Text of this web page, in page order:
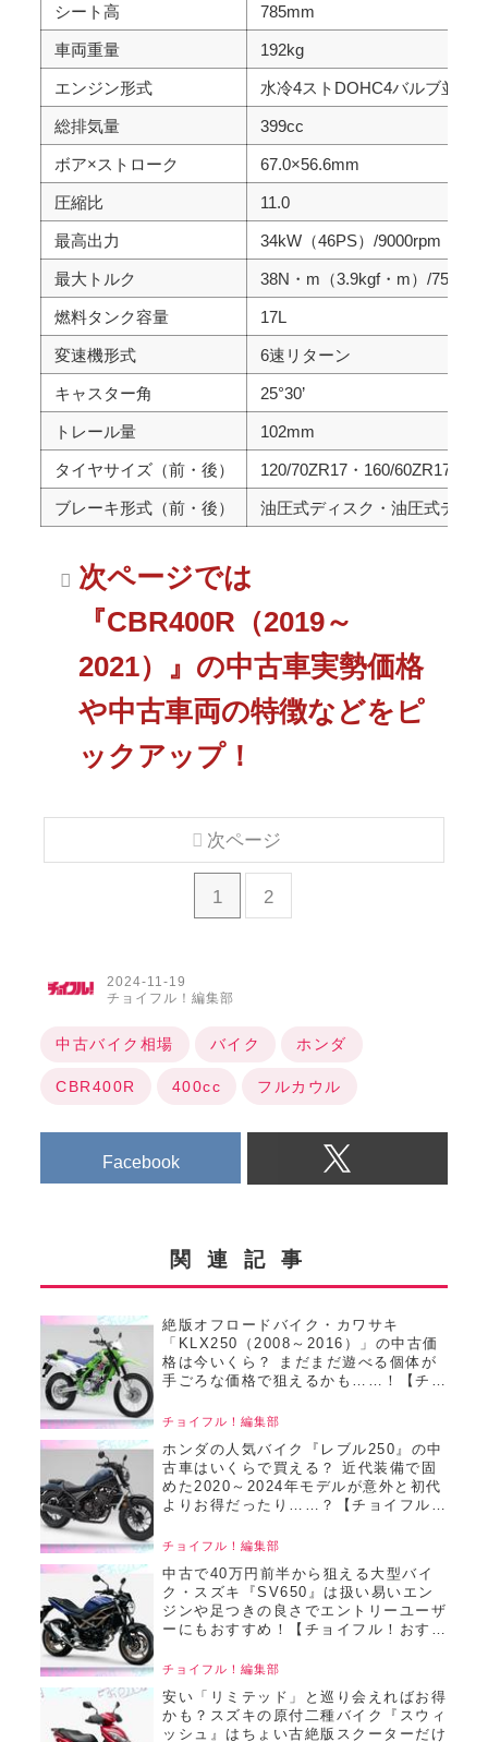
シート高 785mm
車両重量 192kg
エンジン形式 水冷4ストDOHC4バルブ並列2
総排気量 399cc
ボア×ストローク 67.0×56.6mm
圧縮比 11.0
最高出力 34kW（46PS）/9000rpm
最大トルク 38N・m（3.9kgf・m）/
燃料タンク容量 17L
変速機形式 6速リターン
キャスター角 25°30’
トレール量 102mm
タイヤサイズ（前・後） 120/70ZR17・160/60ZR17
ブレーキ形式（前・後） 油圧式ディスク・油圧式ディ
次ページでは
『CBR400R（2019～
2021）』の中古車実勢価格
や中古車両の特徴などをピ
ックアップ！
1 2
次ページ
2024-11-19
チョイフル！編集部
中古バイク相場 バイク ホンダ
CBR400R 400cc フルカウル
Facebook
関連記事
絶版オフロードバイク・カワサキ
「KLX250（2008～2016）」の中古価
格は今いくら？ まだまだ遊べる個体が
手ごろな価格で狙えるかも……！【チョ
チ／22025年8月版】
チョイフル！編集部
ホンダの人気バイク『レブル250』の中
古車はいくらで買える？ 近代装備で固
めた2020～2024年モデルが意外と初代
よりお得だったり……？【チョイフル！
2025年6月版】
チョイフル！編集部
中古で40万円前半から狙える大型バイ
ク・スズキ『SV650』は扱い易いエン
ジンや足つきの良さでエントリーユーザ
ーにもおすすめ！【チョイフル！おすす
版】
チョイフル！編集部
安い「リミテッド」と巡り会えればお得
かも？スズキの原付二種バイク『スウィ
ッシュ』はちょい古絶版スクーターだけ